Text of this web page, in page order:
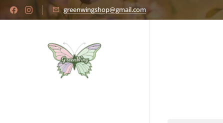
greenwingshop@gmail.com